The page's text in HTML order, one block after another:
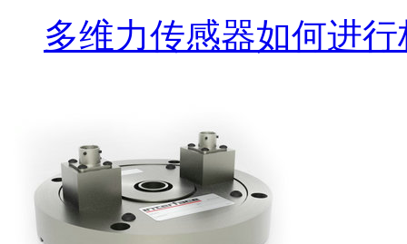
多维力传感器如何进